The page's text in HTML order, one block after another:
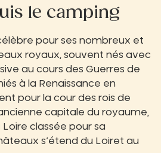
le camping
pour ses nombreux et
royaux, souvent nés avec
au cours des Guerres de
à la Renaissance en
pour la cour des rois de
capitale du royaume,
Loire classée pour sa
s’étend du Loiret au